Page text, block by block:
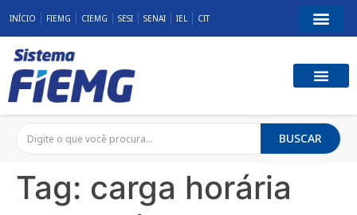
INÍCIO FIEMG CIEMG SESI SENAI IEL CIT
BUSCAR
Tag: carga horária